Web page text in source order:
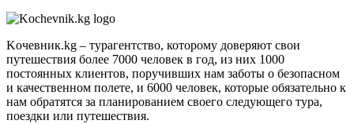
Kочевник.kg – турагентство, которому доверяют свои
путешествия более 7000 человек в год, из них 1000
постоянных клиентов, поручивших нам заботы о безопасном
и качественном полете, и 6000 человек, которые обязательно к
нам обратятся за планированием своего следующего тура,
поездки или путешествия.